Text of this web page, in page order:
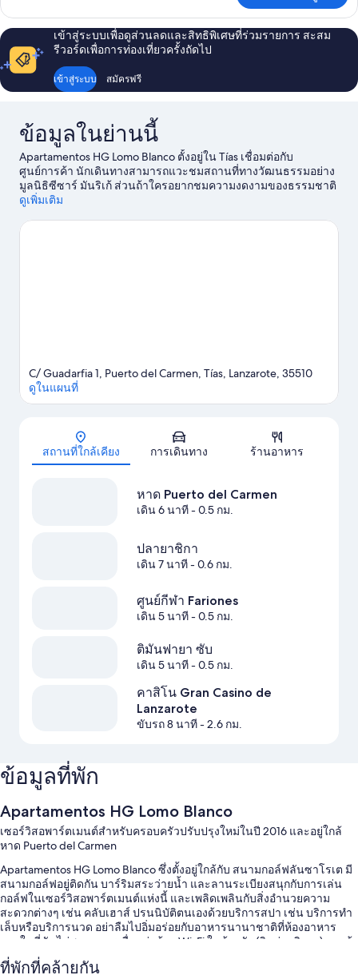
2Adults+1child
เกี่ยว
กับ
1
bedroom
apartment
2Adults+1child
เข้าสู่ระบบเพื่อดูส่วนลดและสิทธิพิเศษที่ร่วมรายการ สะสม
รีวอร์ดเพื่อการท่องเที่ยวครั้งถัดไป
เข้าสู่ระบบ สมัครฟรี
ข้อมูลในย่านนี้
Apartamentos HG Lomo Blanco ตั้งอยู่ใน Tías เชื่อมต่อกับ
ศูนย์การค้า นักเดินทางสามารถแวะชมสถานที่ทางวัฒนธรรมอย่าง
มูลนิธิซีซาร์ มันริเก้ ส่วนถ้าใครอยากชมความงดงามของธรรมชาติ
สามารถไปที่ หาด Puerto del Carmen และ หาดลันซาโรเต ถ้าใคร
ตี ลันซาโรเต เปิดโลกแห่งความสนุกไปกับกิจกรรมทางน้ำมากมาย
ดูเพิ่มเติม
แผนที่
C/ Guadarfia 1, Puerto del Carmen, Tías, Lanzarote, 35510
ดูในแผนที่
สถานที่ใกล้เคียง การเดินทาง ร้านอาหาร
หาด Puerto del Carmen
เดิน 6 นาที- 0.5 กม.
ปลายาชิกา
เดิน 7 นาที- 0.6 กม.
ศูนย์กีฬา Fariones
เดิน 5 นาที- 0.5 กม.
ติมันฟายา ซับ
เดิน 5 นาที- 0.5 กม.
คาสิโน Gran Casino de
Lanzarote
ขับรถ 8 นาที- 2.6 กม.
ข้อมูลที่พัก
Apartamentos HG Lomo Blanco
เซอร์วิสอพาร์ตเมนต์สำหรับครอบครัวปรับปรุงใหม่ในปี 2016 และอยู่ใกล้
หาด Puerto del Carmen
Apartamentos HG Lomo Blanco ซึ่งตั้งอยู่ใกล้กับ สนามกอล์ฟลันซาโรเต มี
สนามกอล์ฟอยู่ติดกัน บาร์ริมสระว่ายน้ำ และลานระเบียงสนุกกับการเล่น
กอล์ฟในเซอร์วิสอพาร์ตเมนต์แห่งนี้ และเพลิดเพลินกับสิ่งอำนวยความ
สะดวกต่างๆ เช่น คลับเฮาส์ ปรนนิบัติตนเองด้วยบริการสปา เช่น บริการทำ
เล็บหรือบริการนวด อย่าลืมไปอิ่มอร่อยกับอาหารนานาชาติที่ห้องอาหาร
ภายในที่พัก ไม่พลาดการเชื่อมต่อด้วย Wi-Fi ในห้องพัก (คิดค่าบริการ) และผู้
เข้าพักยังจะได้พบกับสิ่งอำนวยความสะดวกต่างๆ เช่น ร้านกาแฟ/คาเฟ่และ
สวน
ที่พักที่คล้ายกัน